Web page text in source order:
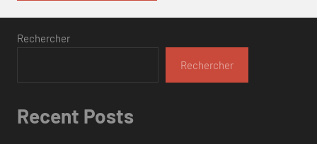
Rechercher
Rechercher
Recent Posts